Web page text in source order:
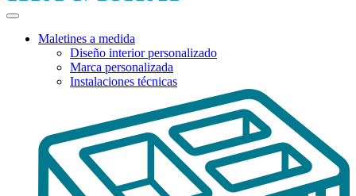
Maletines a medida
Diseño interior personalizado
Marca personalizada
Instalaciones técnicas